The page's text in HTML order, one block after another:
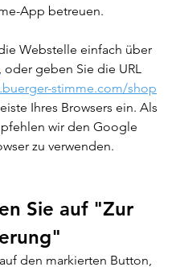
App betreuen.
Webstelle einfach über
, oder geben Sie die URL
stimme.com/shop
Ihres Browsers ein. Als
wir den Google
zu verwenden.
Sie auf "Zur
den markierten Button,